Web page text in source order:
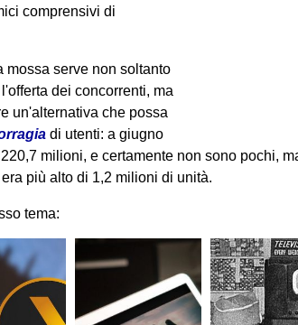
comprensivi di
mossa serve non soltanto
dei concorrenti, ma
un'alternativa che possa
di utenti: a giugno
milioni, e certamente non sono pochi,
più alto di 1,2 milioni di unità.
tema: